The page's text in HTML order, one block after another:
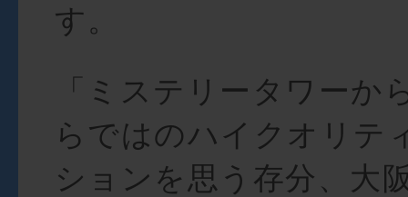
す。
「ミステリータワーか
らではのハイクオリテ
ションを思う存分、大